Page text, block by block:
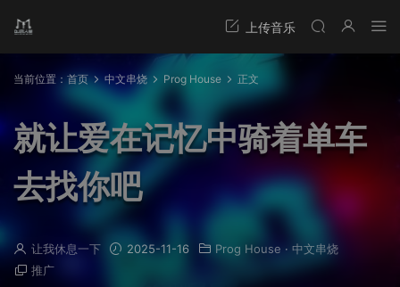
当前位置： 首页 中文串烧 Prog House 正文
就让爱在记忆中骑着单车
去找你吧
让我休息一下 2025-11-16 Prog House · 中文串烧
推广